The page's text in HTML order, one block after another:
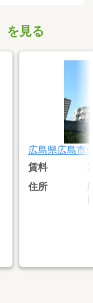
を見る
広島県広島市
賃料
住所